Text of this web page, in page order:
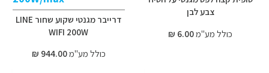
צבע לבן
כולל מע"מ6.00 ₪
דרייבר מגנטי שקוע שחור LINE
WIFI 200W
כולל מע"מ944.00 ₪